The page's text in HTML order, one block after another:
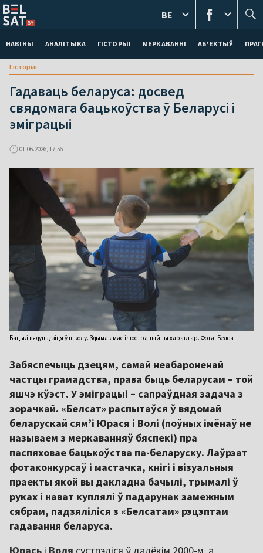
НАВІНЫ АНАЛІТЫКА ГІСТОРЫІ МЕРКАВАННI АБ'ЕКТЫЎ
BE
Гісторыі
Гадаваць беларуса: досвед
свядомага бацькоўства ў Беларусі і
эміграцыі
01.06.2026, 17:56
Бацькі вядуць дзіця ў школу. Здымак мае ілюстрацыйны характар. Фота: Белсат
Забяспечыць дзецям, самай неабароненай
частцы грамадства, права быць беларусам – той
яшчэ кўэст. У эміграцыі – сапраўдная задача з
зорачкай. «Белсат» распытаўся ў вядомай
беларускай сям’і Юрася і Волі (поўных імёнаў не
называем з меркаванняў бяспекі) пра
паспяховае бацькоўства па-беларуску. Лаўрэат
фотаконкурсаў і мастачка, кнігі і візуальныя
праекты якой вы дакладна бачылі, трымалі ў
руках і нават куплялі ў падарунак замежным
сябрам, падзяліліся з «Белсатам» рэцэптам
гадавання беларуса.